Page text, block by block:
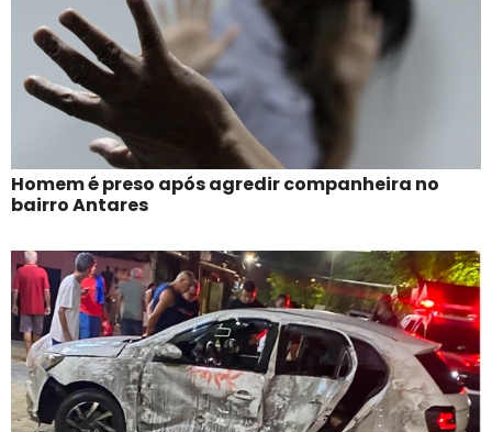
Homem é preso após agredir companheira no
bairro Antares